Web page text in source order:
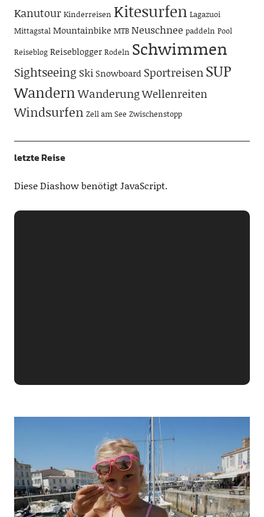
Kanutour Kinderreisen Kitesurfen Lagazuoi
Mittagstal Mountainbike MTB Neuschnee paddeln Pool
Reiseblog Reiseblogger Rodeln Schwimmen
Sightseeing SkiSnowboard SportreisenSUP
WandernWanderungWellenreiten
Windsurfen Zell am See Zwischenstopp
letzte Reise
Diese Diashow benötigt JavaScript.